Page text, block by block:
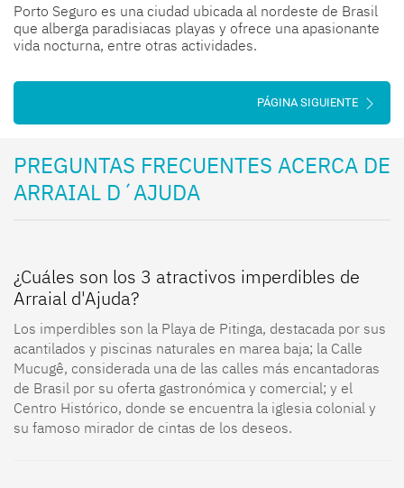
Porto Seguro es una ciudad ubicada al nordeste de Brasil
que alberga paradisiacas playas y ofrece una apasionante
vida nocturna, entre otras actividades.
PÁGINA SIGUIENTE
PREGUNTAS FRECUENTES ACERCA DE
ARRAIAL D´AJUDA
¿Cuáles son los 3 atractivos imperdibles de
Arraial d'Ajuda?
Los imperdibles son la Playa de Pitinga, destacada por sus
acantilados y piscinas naturales en marea baja; la Calle
Mucugê, considerada una de las calles más encantadoras
de Brasil por su oferta gastronómica y comercial; y el
Centro Histórico, donde se encuentra la iglesia colonial y
su famoso mirador de cintas de los deseos.